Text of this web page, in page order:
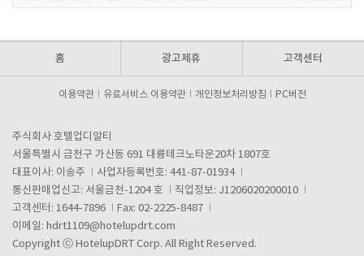
홈 광고제휴 고객센터
이용약관 유료서비스 이용약관 개인정보처리방침 PC버전
주식회사 호텔업디알티
서울특별시 금천구 가산동 691 대륭테크노타운20차 1807호
대표이사: 이송주
사업자등록번호: 441-87-01934
통신판매업신고: 서울금천-1204 호
직업정보: J1206020200010
고객센터: 1644-7896
Fax: 02-2225-8487
이메일: hdrt1109@hotelupdrt.com
Copyright ⓒ HotelupDRT Corp. All Right Reserved.